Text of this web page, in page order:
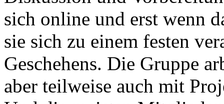
sich online und erst wenn
sie sich zu einem festen
Geschehens. Die Gruppe
aber teilweise auch mit